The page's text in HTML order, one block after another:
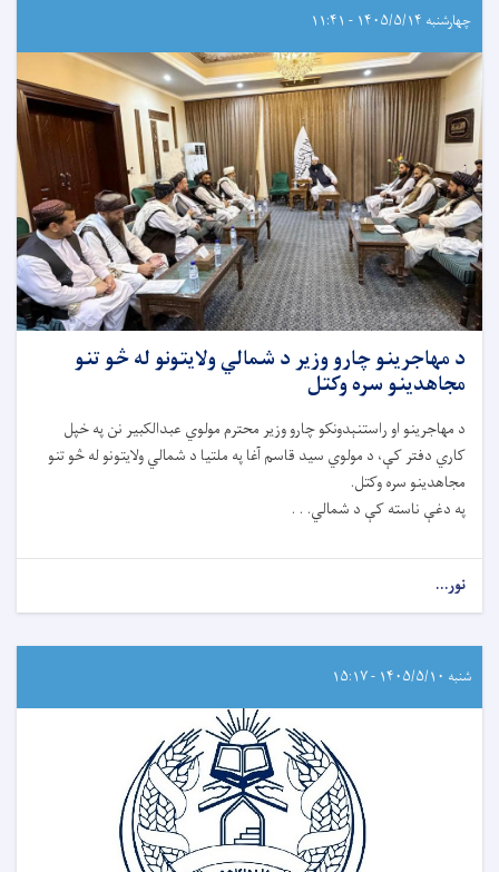
چهارشنبه ۱۴۰۵/۵/۱۴ - ۱۱:۴۱
د مهاجرینو چارو وزیر د شمالي ولایتونو له څو تنو
مجاهدینو سره وکتل
د مهاجرینو او راستنېدونکو چارو وزیر محترم مولوي عبدالکبیر نن په خپل
کاري دفتر کې، د مولوي سید قاسم آغا په ملتیا د شمالي ولایتونو له څو تنو
مجاهدینو سره وکتل.
په دغې ناسته کې د شمالي. . .
نور...
شنبه ۱۴۰۵/۵/۱۰ - ۱۵:۱۷